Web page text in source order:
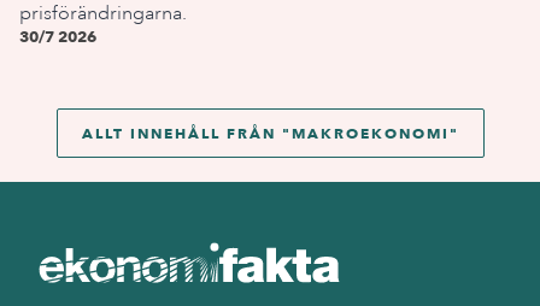
prisförändringarna.
30/7 2026
ALLT INNEHÅLL FRÅN " MAKROEKONOMI "